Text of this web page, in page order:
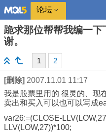
论坛
跪求那位帮帮我编一
谢。
1 2
[删除] 2007.11.01 11:17
我是股票里用的 很灵的、现
卖出和买入可以也可以写成
var26:=(CLOSE-
LLV(LOW,27))*100;